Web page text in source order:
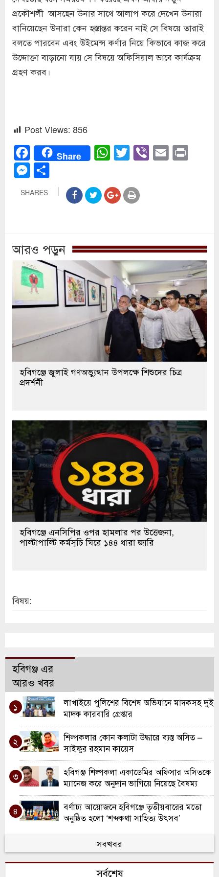
প্রকৌশলী আসছেন উনার সাথে আলাপ করে দেখেন উনারা
বানিয়েছেন উনারা কেন হস্তান্তর করেন নাই সে বিষয়ে তারাই
বলতে পারবেন এবং উইমেন্স কর্ণার নিয়ে কিভাবে কাজ করে
উদ্দোক্তা বাড়ানো যায় সে বিষয়ে অফিসিয়াল ভাবে কার্যক্রম
গ্রহণ করব।
Post Views: 856
Facebook
Share WhatsApp
Twitter
Viber
Email
Messenger
SHARES
আরও পড়ুন
হবিগঞ্জে জুলাই গণঅভ্যুত্থান উপলক্ষে শিশুদের চিত্র
প্রদর্শনী
হবিগঞ্জে এনসিপির ওপর হামলার পর উত্তেজনা,
পাল্টাপাল্টি কর্মসূচি ঘিরে ১৪৪ ধারা জারি
বিষয়:
হবিগঞ্জ এর
আরও খবর
১
লাখাইয়ে পুলিশের বিশেষ অভিযানে মাদকসহ দুই
মাদক কারবারি গ্রেপ্তার
২
শিল্পকলার কোন কলাটা উদ্ধারে ব্যস্ত অসিত –
সাইফুর রহমান কায়েস
৩
হবিগঞ্জ শিল্পকলা একাডেমির অফিসার অসিতকে
ম্যানেজ করে অনুদান ভাগিয়ে নিয়েছে বৈষম্য
বিরোধী মামলার আসামি রাব্বি
৪
বর্ণাঢ্য আয়োজনে হবিগঞ্জে তৃতীয়বারের মতো
অনুষ্ঠিত হলো ‘শব্দকথা সাহিত্য উৎসব’
হবিগঞ্জের প্রাচীন নাট্য সংগঠন খোয়াই
থিয়েটারের ৪৩তম প্রতিষ্ঠাবার্ষিকী উদযাপন
সবখবর
সর্বশেষ